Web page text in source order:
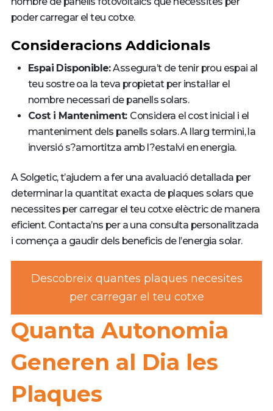
poder carregar el teu cotxe.
Consideracions Addicionals
Espai Disponible:Assegura’t de tenir prou espai al
teu sostre oa la teva propietat per instal·lar el
nombre necessari de panells solars.
Cost i Manteniment: Considera el cost inicial i el
manteniment dels panells solars. A llarg termini, la
inversió s?amortitza amb l?estalvi en energia.
A Solgetic, t’ajudem a fer una avaluació detallada per
determinar la quantitat exacta de plaques solars que
necessites per carregar el teu cotxe elèctric de manera
eficient. Contacta’ns per a una consulta personalitzada
i comença a gaudir dels beneficis de l’energia solar.
Descobreix quantes plaques necesites
per carregar el teu cotxe
Quanta Autonomia
Generen al Dia les
Plaques